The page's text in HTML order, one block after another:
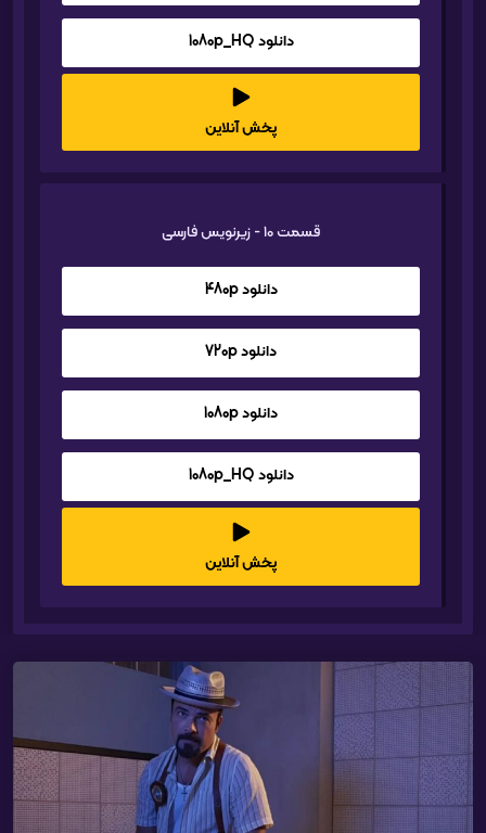
دانلود 1080p_HQ
پخش آنلاین
قسمت 10 - زیرنویس فارسی
دانلود 480p
دانلود 720p
دانلود 1080p
دانلود 1080p_HQ
پخش آنلاین